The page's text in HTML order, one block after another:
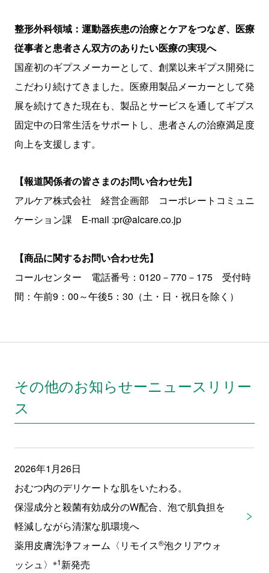
整形外科領域：運動器疾患の治療とケアをつなぎ、医療
従事者と患者さん双方のありたい医療の実現へ
国産初のギプスメーカーとして、創業以来ギプス開発に
こだわり続けてきました。医療用製品メーカーとして発
展を続けてきた現在も、製品とサービスを通してギプス
固定中の日常生活をサポートし、患者さんの治療満足度
向上を支援します。
【報道関係者の皆さまのお問い合わせ先】
アルケア株式会社 経営企画部 コーポレートコミュニ
ケーション課 E-mail :pr@alcare.co.jp
【商品に関するお問い合わせ先】
コールセンター 電話番号：0120－770－175 受付時
間：午前9：00～午後5：30（土・日・祝日を除く）
その他のお知らせーニュースリリー
ス
2026年1月26日
おむつ内のデリケートな肌をいたわる。
保湿成分と殺菌有効成分のW配合、泡で肌負担を
軽減しながら清潔な肌環境へ
薬用皮膚洗浄フォーム〈リモイス®泡クリアウォ
ッシュ〉 ※1新発売